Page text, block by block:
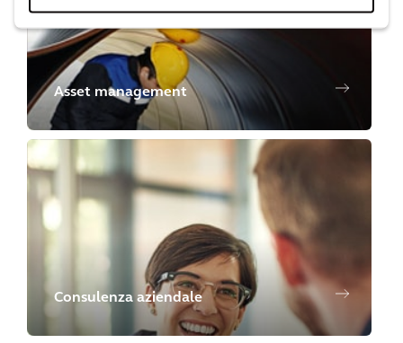
Asset management
Consulenza aziendale